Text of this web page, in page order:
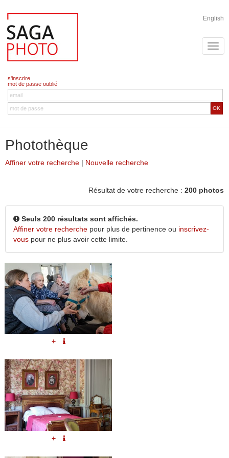
English
s'inscrire
mot de passe oublié
OK
Photothèque
Affiner votre recherche | Nouvelle recherche
Résultat de votre recherche : 200 photos
Seuls 200 résultats sont affichés.
Affiner votre recherche pour plus de pertinence ou inscrivez-
vous pour ne plus avoir cette limite.
+
+